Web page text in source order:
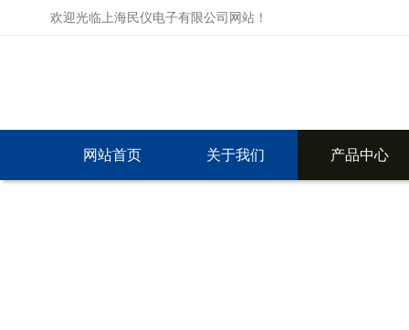
欢迎光临上海民仪电子有限公司网站！
网站首页 关于我们 产品中心